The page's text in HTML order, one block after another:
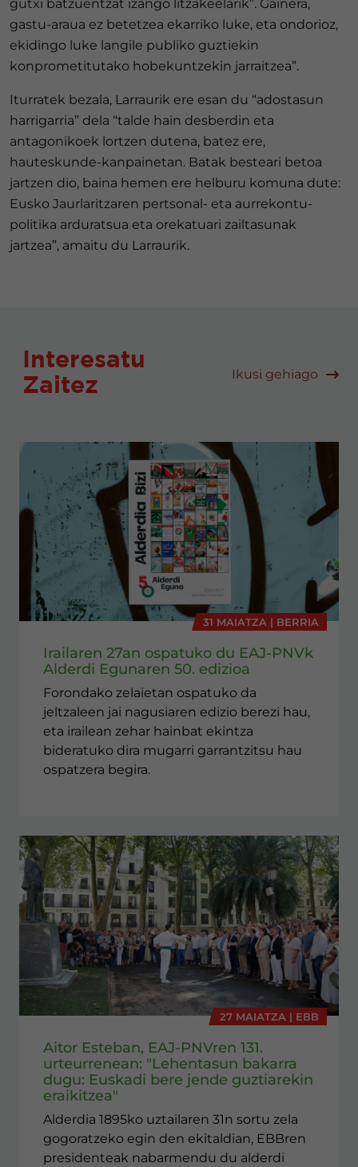
gutxi batzuentzat izango litzakeelarik”. Gainera,
gastu-araua ez betetzea ekarriko luke, eta ondorioz,
ekidingo luke langile publiko guztiekin
konprometitutako hobekuntzekin jarraitzea”.
Iturratek bezala, Larraurik ere esan du “adostasun
harrigarria” dela “talde hain desberdin eta
antagonikoek lortzen dutena, batez ere,
hauteskunde-kanpainetan. Batak besteari betoa
jartzen dio, baina hemen ere helburu komuna dute:
Eusko Jaurlaritzaren pertsonal- eta aurrekontu-
politika arduratsua eta orekatuari zailtasunak
jartzea”, amaitu du Larraurik.
Interesatu
Zaitez
Ikusi gehiago
31 MAIATZA | BERRIA
Irailaren 27an ospatuko du EAJ-PNVk
Alderdi Egunaren 50. edizioa
Forondako zelaietan ospatuko da
jeltzaleen jai nagusiaren edizio berezi hau,
eta irailean zehar hainbat ekintza
bideratuko dira mugarri garrantzitsu hau
ospatzera begira.
27 MAIATZA | EBB
Aitor Esteban, EAJ-PNVren 131.
urteurrenean: "Lehentasun bakarra
dugu: Euskadi bere jende guztiarekin
eraikitzea"
Alderdia 1895ko uztailaren 31n sortu zela
gogoratzeko egin den ekitaldian, EBBren
presidenteak nabarmendu du alderdi